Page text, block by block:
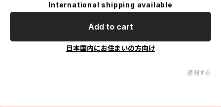
International shipping available
Add to cart
日本国内にお住まいの方向け
通報する